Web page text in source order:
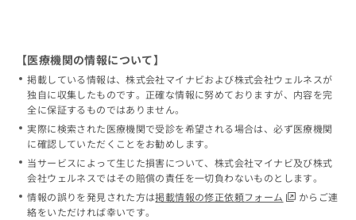
【医療機関の情報について】
掲載している情報は、株式会社マイナビおよび株式会社ウェルネスが
独自に収集したものです。正確な情報に努めておりますが、内容を完
全に保証するものではありません。
実際に検索された医療機関で受診を希望される場合は、必ず医療機関
に確認していただくことをお勧めします。
当サービスによって生じた損害について、株式会社マイナビ及び株式
会社ウェルネスではその賠償の責任を一切負わないものとします。
情報の誤りを発見された方は掲載情報の修正依頼フォーム
からご連
絡をいただければ幸いです。